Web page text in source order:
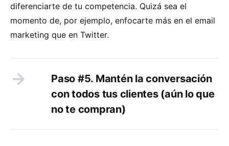
diferenciarte de tu competencia. Quizá sea el
momento de, por ejemplo, enfocarte más en el email
marketing que en Twitter.
Paso #5. Mantén la conversación
con todos tus clientes (aún lo que
no te compran)